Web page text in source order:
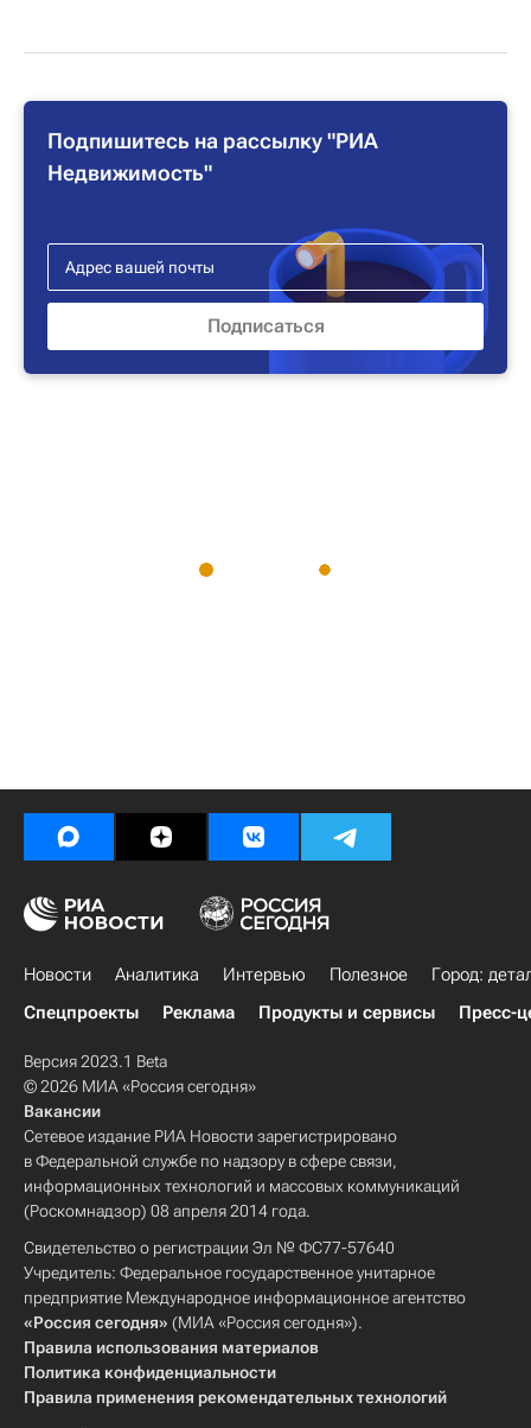
Подпишитесь на рассылку "РИА
Недвижимость"
Новости Аналитика Интервью Полезное
Город:
Спецпроекты
Реклама Продукты и сервисы Пресс-
Версия 2023.1 Beta
© 2026 МИА «Россия сегодня»
Вакансии
Сетевое издание РИА Новости зарегистрировано
в Федеральной службе по надзору в сфере связи,
информационных технологий и массовых коммуникаций
(Роскомнадзор) 08 апреля 2014 года.
Свидетельство о регистрации Эл № ФС77-57640
Учредитель: Федеральное государственное унитарное
предприятие Международное информационное агентство
«Россия сегодня» (МИА «Россия сегодня»).
Правила использования материалов
Политика конфиденциальности
Правила применения рекомендательных технологий